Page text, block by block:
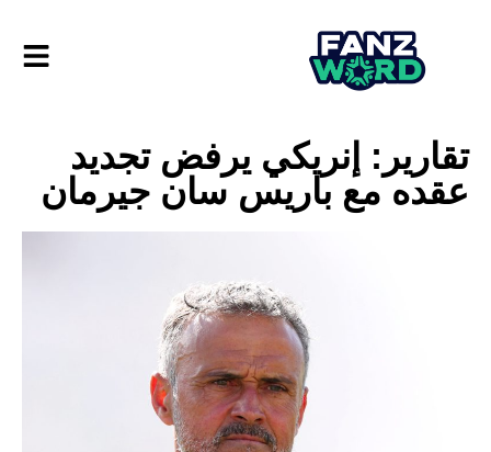
تقارير: إنريكي يرفض تجديد
عقده مع باريس سان جيرمان